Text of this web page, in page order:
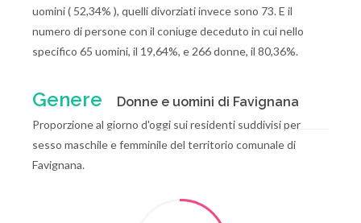
uomini ( 52,34% ), quelli divorziati invece sono 73. E il
numero di persone con il coniuge deceduto in cui nello
specifico 65 uomini, il 19,64%, e 266 donne, il 80,36%.
Genere Donne e uomini di Favignana
Proporzione al giorno d'oggi sui residenti suddivisi per
sesso maschile e femminile del territorio comunale di
Favignana.